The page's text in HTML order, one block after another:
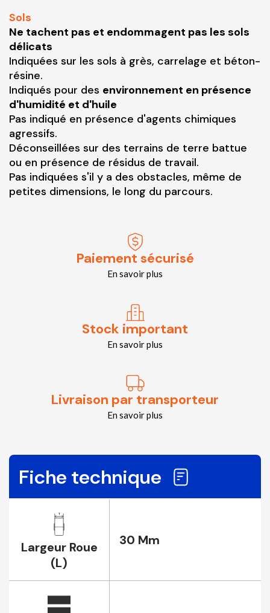
Sols
Ne tachent pas et endommagent pas les sols
délicats
Indiquées sur les sols à grès, carrelage et béton-
résine.
Indiqués pour des environnement en présence
d'humidité et d'huile
Pas indiqué en présence d'agents chimiques
agressifs.
Déconseillées sur des terrains de terre battue
ou en présence de résidus de travail.
Pas indiquées s'il y a des obstacles, même de
petites dimensions, le long du parcours.
Paiement sécurisé
En savoir plus
Stock important
En savoir plus
Livraison par transporteur
En savoir plus
Fiche technique
Largeur Roue
(L)
30 Mm